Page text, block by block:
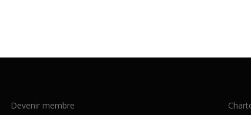
Devenir membre